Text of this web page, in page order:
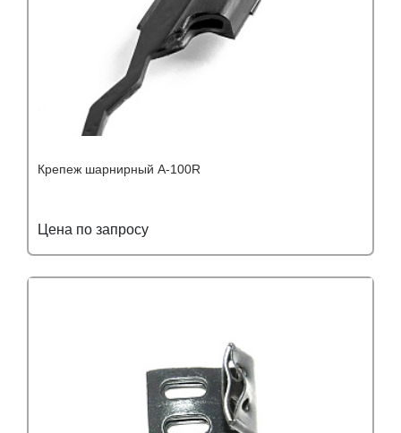
Крепеж шарнирный A-100R
Цена по запросу